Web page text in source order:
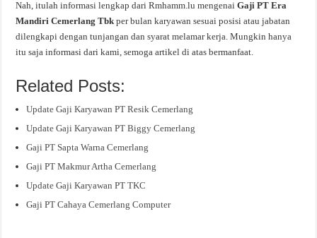
Nah, itulah informasi lengkap dari Rmhamm.lu mengenaiGaji PT Era
Mandiri Cemerlang Tbkper bulan karyawan sesuai posisi atau jabatan
dilengkapi dengan tunjangan dan syarat melamar kerja. Mungkin hanya
itu saja informasi dari kami, semoga artikel di atas bermanfaat.
Related Posts:
Update Gaji Karyawan PT Resik Cemerlang
Update Gaji Karyawan PT Biggy Cemerlang
Gaji PT Sapta Warna Cemerlang
Gaji PT Makmur Artha Cemerlang
Update Gaji Karyawan PT TKC
Gaji PT Cahaya Cemerlang Computer